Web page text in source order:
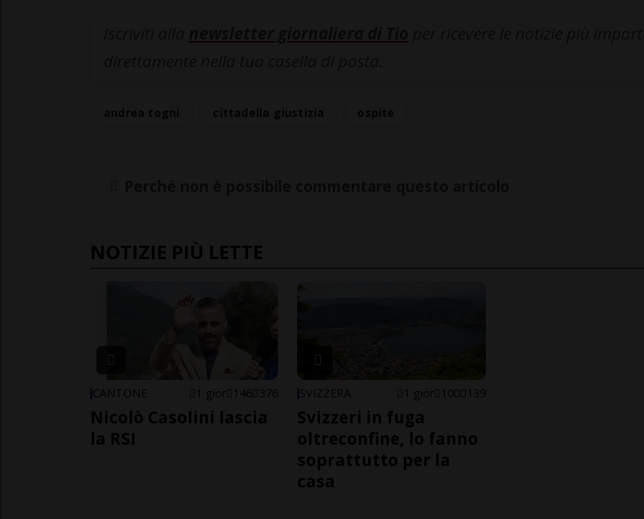
NOTIZIE PIÙ LETTE
CANTONE 1 gior 146 376
Nicolò Casolini lascia
la RSI
SVIZZERA 1 gior 100 139
Svizzeri in fuga
oltreconfine, lo fanno
soprattutto per la
casa